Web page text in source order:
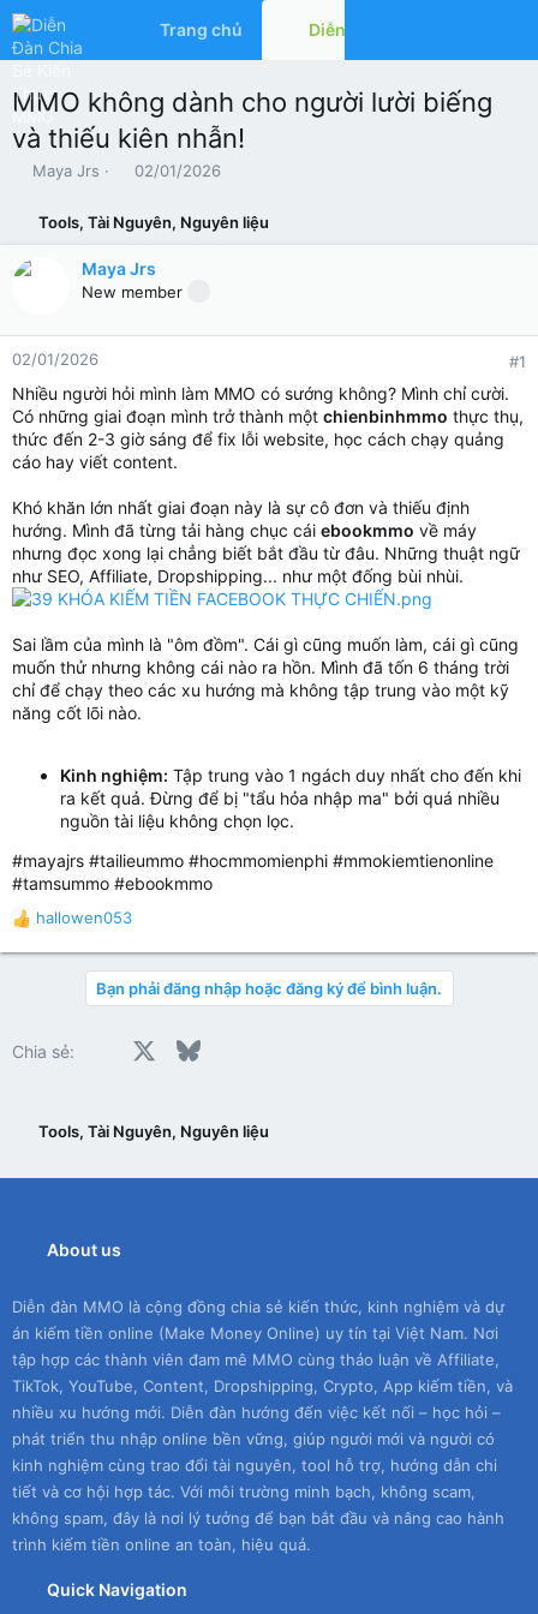
Trang chủ Diễn đàn
MMO không dành cho người lười biếng
và thiếu kiên nhẫn!
T
a
r
t
r
Maya Jrs
N
y
ử
i
02/01/2026
Tools, Tài Nguyên, Nguyên liệu
Maya Jrs
New member
02/01/2026 #1
Nhiều người hỏi mình làm MMO có sướng không? Mình chỉ cười.
Có những giai đoạn mình trở thành một chienbinhmmo thực thụ,
thức đến 2-3 giờ sáng để fix lỗi website, học cách chạy quảng
cáo hay viết content.
Khó khăn lớn nhất giai đoạn này là sự cô đơn và thiếu định
hướng. Mình đã từng tải hàng chục cái ebookmmo về máy
nhưng đọc xong lại chẳng biết bắt đầu từ đâu. Những thuật ngữ
như SEO, Affiliate, Dropshipping... như một đống bùi nhùi.
Sai lầm của mình là "ôm đồm". Cái gì cũng muốn làm, cái gì cũng
muốn thử nhưng không cái nào ra hồn. Mình đã tốn 6 tháng trời
chỉ để chạy theo các xu hướng mà không tập trung vào một kỹ
năng cốt lõi nào.
Kinh nghiệm: Tập trung vào 1 ngách duy nhất cho đến khi
ra kết quả. Đừng để bị "tẩu hỏa nhập ma" bởi quá nhiều
nguồn tài liệu không chọn lọc.
#mayajrs #tailieummo #hocmmomienphi #mmokiemtienonline
#tamsummo #ebookmmo
R
e
o
hallowen053
Bạn phải đăng nhập hoặc đăng ký để bình luận.
Chia sẻ: Facebook Bluesky
Tools, Tài Nguyên, Nguyên liệu
About us
Diễn đàn MMO là cộng đồng chia sẻ kiến thức, kinh nghiệm và dự
án kiếm tiền online (Make Money Online) uy tín tại Việt Nam. Nơi
tập hợp các thành viên đam mê MMO cùng thảo luận về Affiliate,
TikTok, YouTube, Content, Dropshipping, Crypto, App kiếm tiền, và
nhiều xu hướng mới. Diễn đàn hướng đến việc kết nối – học hỏi –
phát triển thu nhập online bền vững, giúp người mới và người có
kinh nghiệm cùng trao đổi tài nguyên, tool hỗ trợ, hướng dẫn chi
tiết và cơ hội hợp tác. Với môi trường minh bạch, không scam,
không spam, đây là nơi lý tưởng để bạn bắt đầu và nâng cao hành
trình kiếm tiền online an toàn, hiệu quả.
Quick Navigation